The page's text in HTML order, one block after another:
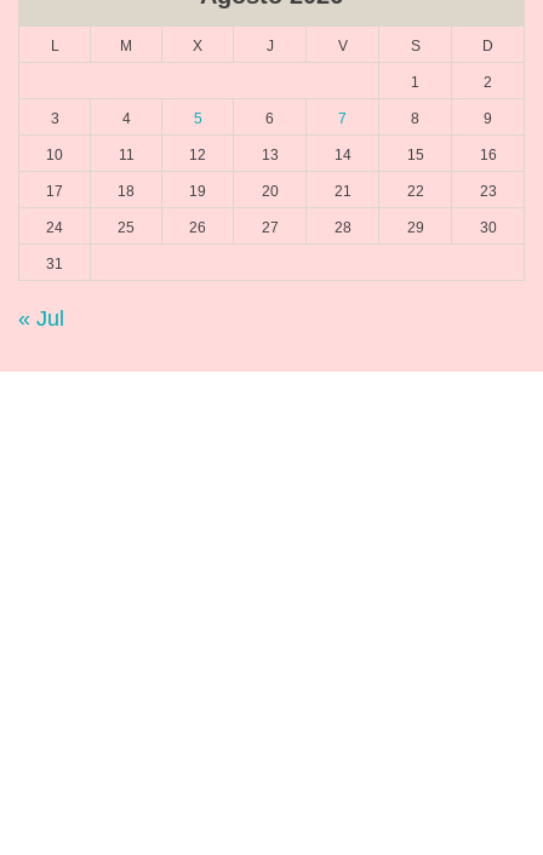
L M X J V S D
1 2
3 4 5 6 7 8 9
10 11 12 13 14 15 16
17 18 19 20 21 22 23
24 25 26 27 28 29 30
31
« Jul